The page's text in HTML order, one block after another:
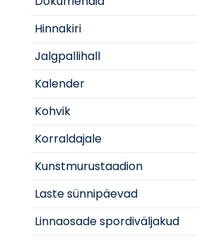
Hinnakiri
Jalgpallihall
Kalender
Kohvik
Korraldajale
Kunstmurustaadion
Laste sünnipäevad
Linnaosade spordiväljakud